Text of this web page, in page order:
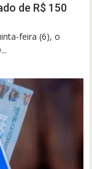
de R$ 150
feira (6), o